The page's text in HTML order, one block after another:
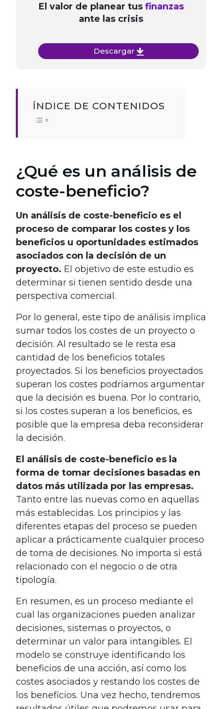
El valor de planear tus finanzas
ante las crisis
Descargar
ÍNDICE DE CONTENIDOS
¿Qué es un análisis de
coste-beneficio?
Un análisis de coste-beneficio es el
proceso de comparar los costes y los
beneficios u oportunidades estimados
asociados con la decisión de un
proyecto. El objetivo de este estudio es
determinar si tienen sentido desde una
perspectiva comercial.
Por lo general, este tipo de análisis implica
sumar todos los costes de un proyecto o
decisión. Al resultado se le resta esa
cantidad de los beneficios totales
proyectados. Si los beneficios proyectados
superan los costes podríamos argumentar
que la decisión es buena. Por lo contrario,
si los costes superan a los beneficios, es
posible que la empresa deba reconsiderar
la decisión.
El análisis de coste-beneficio es la
forma de tomar decisiones basadas en
datos más utilizada por las empresas.
Tanto entre las nuevas como en aquellas
más establecidas. Los principios y las
diferentes etapas del proceso se pueden
aplicar a prácticamente cualquier proceso
de toma de decisiones. No importa si está
relacionado con el negocio o de otra
tipología.
En resumen, es un proceso mediante el
cual las organizaciones pueden analizar
decisiones, sistemas o proyectos, o
determinar un valor para intangibles. El
modelo se construye identificando los
beneficios de una acción, así como los
costes asociados y restando los costes de
los beneficios. Una vez hecho, tendremos